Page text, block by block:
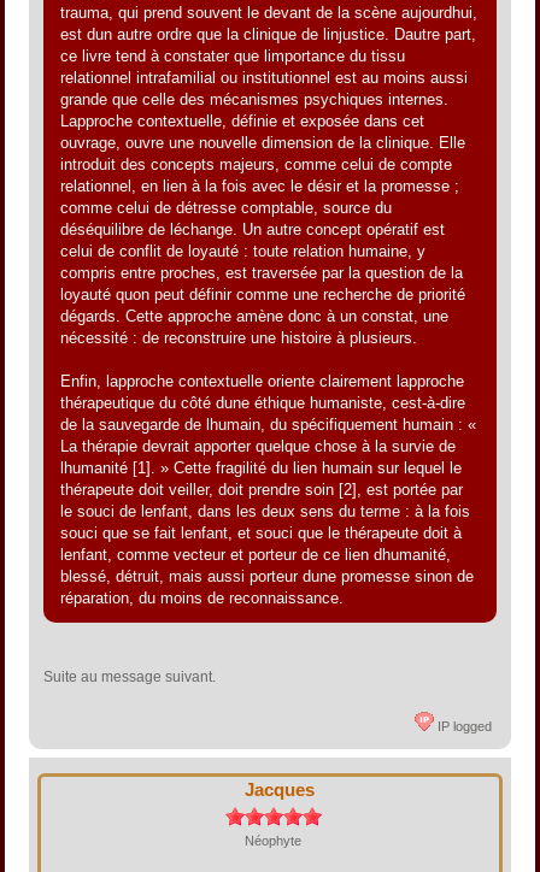
trauma, qui prend souvent le devant de la scène aujourdhui,
est dun autre ordre que la clinique de linjustice. Dautre part,
ce livre tend à constater que limportance du tissu
relationnel intrafamilial ou institutionnel est au moins aussi
grande que celle des mécanismes psychiques internes.
Lapproche contextuelle, définie et exposée dans cet
ouvrage, ouvre une nouvelle dimension de la clinique. Elle
introduit des concepts majeurs, comme celui de compte
relationnel, en lien à la fois avec le désir et la promesse ;
comme celui de détresse comptable, source du
déséquilibre de léchange. Un autre concept opératif est
celui de conflit de loyauté : toute relation humaine, y
compris entre proches, est traversée par la question de la
loyauté quon peut définir comme une recherche de priorité
dégards. Cette approche amène donc à un constat, une
nécessité : de reconstruire une histoire à plusieurs.
Enfin, lapproche contextuelle oriente clairement lapproche
thérapeutique du côté dune éthique humaniste, cest-à-dire
de la sauvegarde de lhumain, du spécifiquement humain : «
La thérapie devrait apporter quelque chose à la survie de
lhumanité [1]. » Cette fragilité du lien humain sur lequel le
thérapeute doit veiller, doit prendre soin [2], est portée par
le souci de lenfant, dans les deux sens du terme : à la fois
souci que se fait lenfant, et souci que le thérapeute doit à
lenfant, comme vecteur et porteur de ce lien dhumanité,
blessé, détruit, mais aussi porteur dune promesse sinon de
réparation, du moins de reconnaissance.
Suite au message suivant.
IP logged
Jacques
Néophyte